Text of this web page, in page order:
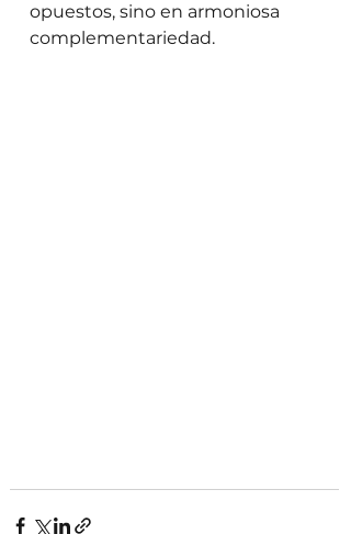
opuestos, sino en armoniosa
complementariedad.